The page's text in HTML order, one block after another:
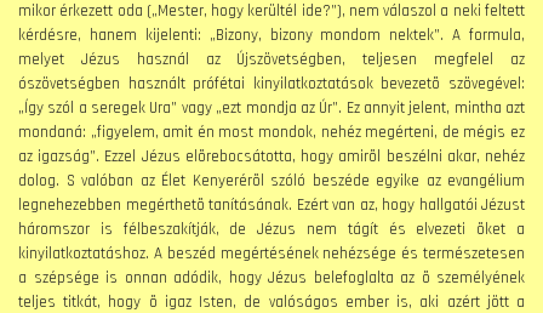
mikor érkezett oda („Mester, hogy kerültél ide?”), nem válaszol a neki feltett
kérdésre, hanem kijelenti: „Bizony, bizony mondom nektek”. A formula,
melyet Jézus használ az Újszövetségben, teljesen megfelel az
ószövetségben használt prófétai kinyilatkoztatások bevezetõ szövegével:
„Így szól a seregek Ura” vagy „ezt mondja az Úr”. Ez annyit jelent, mintha azt
mondaná: „figyelem, amit én most mondok, nehéz megérteni, de mégis ez
az igazság”. Ezzel Jézus elõrebocsátotta, hogy amirõl beszélni akar, nehéz
dolog. S valóban az Élet Kenyerérõl szóló beszéde egyike az evangélium
legnehezebben megérthetõ tanításának. Ezért van az, hogy hallgatói Jézust
háromszor is félbeszakítják, de Jézus nem tágít és elvezeti õket a
kinyilatkoztatáshoz. A beszéd megértésének nehézsége és természetesen
a szépsége is onnan adódik, hogy Jézus belefoglalta az õ személyének
teljes titkát, hogy õ igaz Isten, de valóságos ember is, aki azért jött a